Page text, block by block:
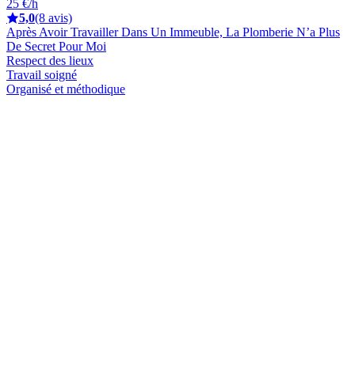
25 €/h
5,0(8 avis)
Après Avoir Travailler Dans Un Immeuble, La Plomberie N’a Plus
De Secret Pour Moi
Respect des lieux
Travail soigné
Organisé et méthodique